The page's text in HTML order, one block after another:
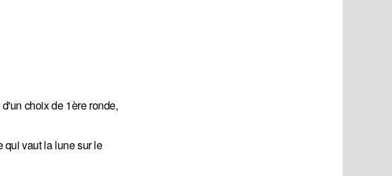
choix de 1ère ronde,
qui vaut la lune sur le